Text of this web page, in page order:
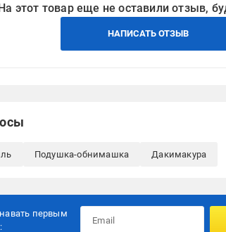
этот товар еще не оставили отзыв,
НАПИСАТЬ ОТЗЫВ
Подушка-обнимашка Дакимакура
первым